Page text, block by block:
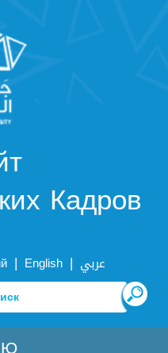
Кадров
| English | عربي